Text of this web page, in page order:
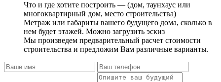
Что и где хотите построить — (дом, таунхаус или
многоквартирный дом, место строительства)
Метраж или габариты вашего будущего дома, сколько в
нем будет этажей. Можно загрузить эскиз
Мы произведем предварительный расчет стоимости
строительства и предложим Вам различные варианты.